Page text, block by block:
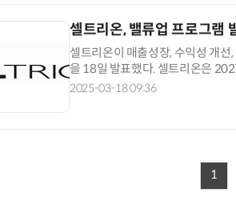
셀트리온, 밸류업 프로그램
셀트리온이 매출성장, 수익성 개
을 18일 발표했다. 셀트리온은
재확인했다. 지난해 역대 최대 매
2025-03-18 09:36
1